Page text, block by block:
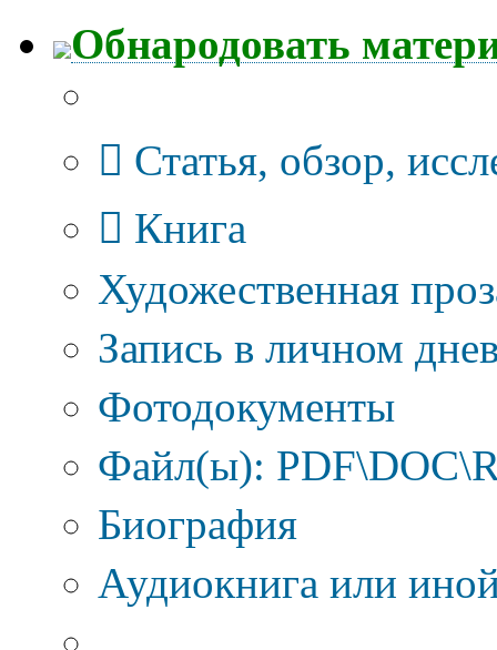
Обнародовать
Статья, обзор,
Книга
Художественная
Запись в личном
Фотодокументы
Файл(ы):
Биография
Аудиокнига или